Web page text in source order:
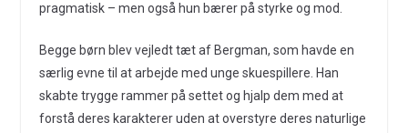
pragmatisk – men også hun bærer på styrke og mod.
Begge børn blev vejledt tæt af Bergman, som havde en
særlig evne til at arbejde med unge skuespillere. Han
skabte trygge rammer på settet og hjalp dem med at
forstå deres karakterer uden at overstyre deres naturlige